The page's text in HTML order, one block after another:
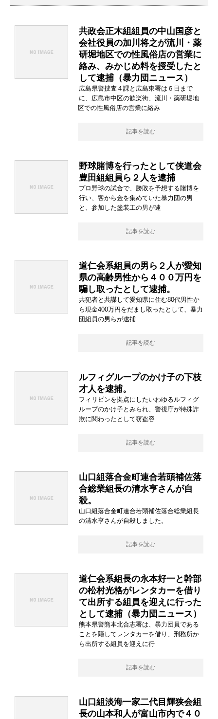
共政会正木組組員の中山国彦と
会社役員の加川将之が流川・薬
研堀地区での性風俗店の営業に
絡み、みかじめ料を授受したと
して逮捕（暴力団ニュース）
広島県警捜査４課と広島東署は６日まで
に、広島市中区の歓楽街、流川・薬研堀地
区での性風俗店の営業に絡み
記事を読む
野球賭博を行ったとして侠道会
豊田組組員ら２人を逮捕
プロ野球の試合で、勝敗を予想する賭博を
行い、客から金を集めていた暴力団の男
と、参加した塗装工の男が逮
記事を読む
道仁会系組員の男ら２人が愛知
県の高齢男性から４００万円を
騙し取ったとして逮捕。
共犯者と共謀して愛知県に住む80代男性か
ら現金400万円をだまし取ったとして、暴力
団組員の男らが逮捕
記事を読む
ルフィグループのかけ子の下枝
才人を逮捕。
フィリピンを拠点にしたいわゆるルフィグ
ループのかけ子とみられ、警視庁が特殊詐
欺に関わったとして窃盗容
記事を読む
山口組落合金町連合若頭補佐落
合総業組長の清水亨さんが自
殺。
山口組落合金町連合若頭補佐落合総業組長
の清水亨さんが自殺しました。
記事を読む
道仁会系組長の永本好一と幹部
の松村光格がレンタカーを借り
て出所する組員を迎えに行った
として逮捕（暴力団ニュース）
熊本県警熊本北合志署は、暴力団員である
ことを隠してレンタカーを借り、刑務所か
ら出所する組員を迎えに行
記事を読む
山口組淡海一家二代目輝狭会組
長の山本和人が富山市内で４０